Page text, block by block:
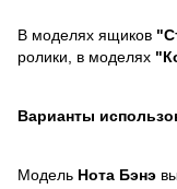
В моделях ящиков
ролики, в моделях
Варианты
Модель Нота Бэнэ